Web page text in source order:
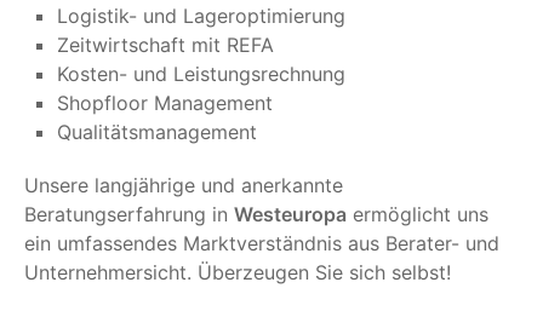
Logistik- und Lageroptimierung
Zeitwirtschaft mit REFA
Kosten- und Leistungsrechnung
Shopfloor Management
Qualitätsmanagement
Unsere langjährige und anerkannte
Beratungserfahrung in Westeuropa ermöglicht uns
ein umfassendes Marktverständnis aus Berater- und
Unternehmersicht. Überzeugen Sie sich selbst!